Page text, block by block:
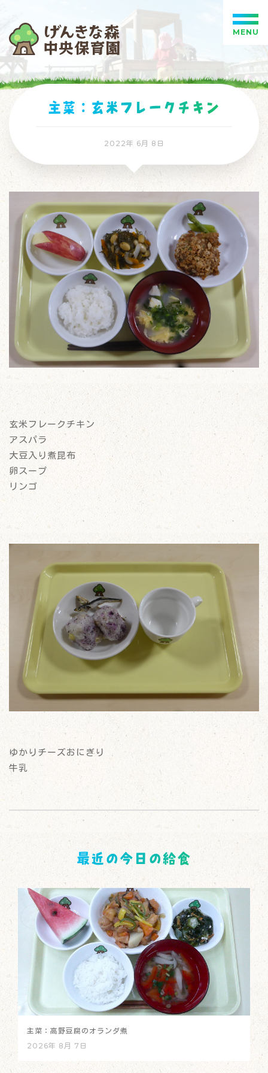
主菜：玄米フレークチキン
2022年 6月 8日
玄米フレークチキン
アスパラ
大豆入り煮昆布
卵スープ
リンゴ
ゆかりチーズおにぎり
牛乳
最近の今日の給食
主菜：高野豆腐のオランダ煮
2026年 8月 7日
MENU